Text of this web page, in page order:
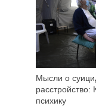
Мысли о
расстройство:
психику